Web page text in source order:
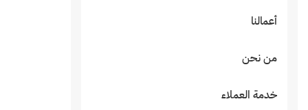
أعمالنا
من نحن
خدمة العملاء